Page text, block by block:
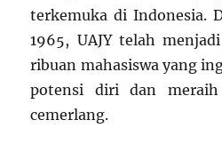
terkemuka di Indonesia.
1965, UAJY telah
ribuan mahasiswa yang
potensi diri dan
cemerlang.